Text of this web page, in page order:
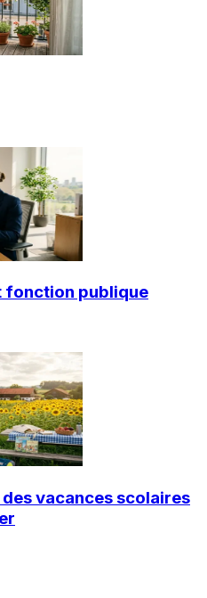
fonction publique
vacances scolaires